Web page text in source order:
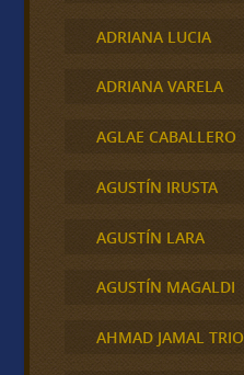
ADRIANA LUCIA
ADRIANA VARELA
AGLAE CABALLERO
AGUSTÍN IRUSTA
AGUSTÍN LARA
AGUSTÍN MAGALDI
AHMAD JAMAL TRIO